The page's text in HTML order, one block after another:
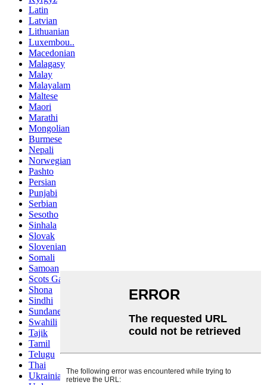
Latin
Latvian
Lithuanian
Luxembou..
Macedonian
Malagasy
Malay
Malayalam
Maltese
Maori
Marathi
Mongolian
Burmese
Nepali
Norwegian
Pashto
Persian
Punjabi
Serbian
Sesotho
Sinhala
Slovak
Slovenian
Somali
Samoan
Scots Gaelic
Shona
Sindhi
Sundanese
Swahili
Tajik
Tamil
Telugu
Thai
Ukrainian